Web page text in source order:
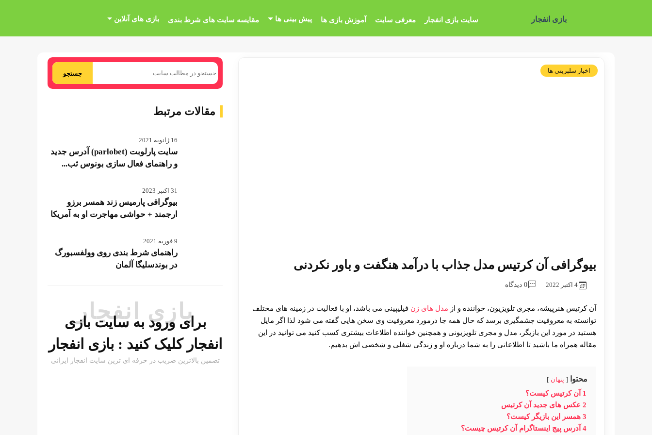
بازی انفجار سایت بازی انفجار معرفی سایت آموزش بازی ها پیش بینی ها مقایسه سایت های شرط بندی بازی های آنلاین
اخبار سلبریتی ها
بیوگرافی آن کرتیس مدل جذاب با درآمد هنگفت و باور نکردنی
4 اکتبر 2022 0 دیدگاه
آن کرتیس هنرپیشه، مجری تلویزیون، خواننده و از مدل های زن فیلیپینی می باشد، او با فعالیت در زمینه های مختلف
توانسته به معروفیت چشمگیری برسد که حال همه جا درمورد معروفیت وی سخن هایی گفته می شود لذا اگر مایل
هستید در مورد این بازیگر، مدل و مجری تلویزیونی و همچنین خواننده اطلاعات بیشتری کسب کنید می توانید در این
مقاله همراه ما باشید تا اطلاعاتی را به شما درباره او و زندگی شغلی و شخصی اش بدهیم.
محتوا پنهان
1 آن کرتیس کیست؟
2 عکس های جدید آن کرتیس
3 همسر این بازیگر کیست؟
4 آدرس پیج اینستاگرام آن کرتیس چیست؟
جستجو
مقالات مرتبط
16 ژانویه 2021
سایت پارلوبت (parlobet) آدرس جدید
و راهنمای فعال سازی بونوس ثب...
31 اکتبر 2023
بیوگرافی پارمیس زند همسر برزو
ارجمند + حواشی مهاجرت او به آمریکا
9 فوریه 2021
راهنمای شرط بندی روی وولفسبورگ
در بوندسلیگا آلمان
بازی انفجار
برای ورود به سایت بازی
انفجار کلیک کنید : بازی انفجار
تضمین بالاترین ضریب در حرفه ای ترین سایت انفجار ایرانی